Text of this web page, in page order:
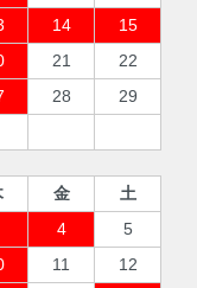
14
15
21
22
28
29
金
土
4
5
11
12